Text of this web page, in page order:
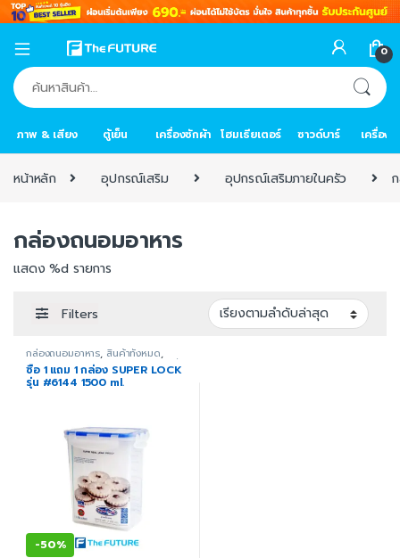
0
ค้นหา:
ภาพ & เสียง ตู้เย็น เครื่องซักผ้า โฮมเธียเตอร์ ซาวด์บาร์ เครื่อง
หน้าหลัก อุปกรณ์เสริม อุปกรณ์เสริมภายในครัว
กล่องถนอมอาหาร
แสดง %d รายการ
Filters
กล่องถนอมอาหาร, สินค้าทั้งหมด,
อุปกรณ์เสริม อุปกรณ์เสริมภายในครัว
ซื้อ 1 แถม 1 กล่อง SUPER LOCK
รุ่น #6144 1500 ml.
-50%